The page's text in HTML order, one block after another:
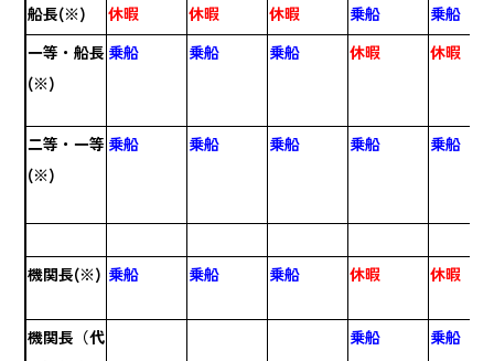
船長(※) 休暇 休暇 休暇 乗船
乗船
一等・船長
(※)
乗船 乗船 乗船 休暇 休暇
二等・一等
(※)
乗船 乗船 乗船 乗船 乗船
機関長(※) 乗船 乗船 乗船 休暇 休暇
機関長（代
乗船 乗船